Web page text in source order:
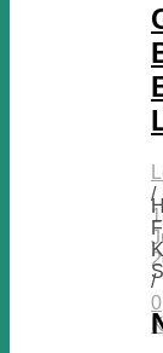
/
/
0